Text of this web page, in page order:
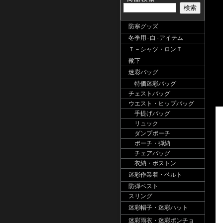
防寒グッズ
冬季用-白-アイテム
Ｔ－シャツ・ロンＴ
靴下
迷彩バッグ
特価迷彩バッグ
チェストバッグ
ウエスト・ヒップバッグ
手提げバッグ
リュック
ダンプポーチ
ポーチ・弾納
チェアバッグ
衣納・ボストン
迷彩作業着・ベルト
防弾ベスト
スリング
迷彩帽子・迷彩ハット
迷彩雨衣・迷彩ポンチョ